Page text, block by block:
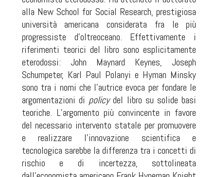
alla New School for Social Research, prestigiosa
università americana considerata fra le più
progressiste d’oltreoceano. Effettivamente i
riferimenti teorici del libro sono esplicitamente
eterodossi: John Maynard Keynes, Joseph
Schumpeter, Karl Paul Polanyi e Hyman Minsky
sono tra i nomi che l’autrice evoca per fondare le
argomentazioni di policydel libro su solide basi
teoriche. L’argomento più convincente in favore
del necessario intervento statale per promuovere
e realizzare l’innovazione scientifica e
tecnologica sarebbe la differenza tra i concetti di
rischio e di incertezza, sottolineata